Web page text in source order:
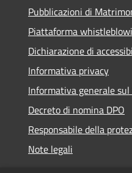
Pubblicazioni di
Piattaforma
Dichiarazione di
Informativa privacy
Informativa generale
Decreto di nomina DPO
Responsabile della
Note legali